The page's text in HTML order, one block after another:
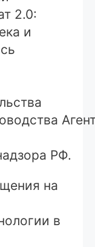
2.0:
и
РФ.
на
в